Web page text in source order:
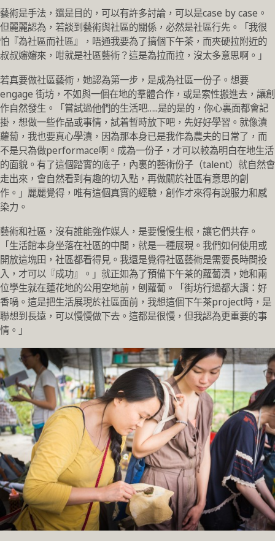
藝術是手法，還是目的，可以有許多討論，可以是case by case。
但麗麗認為，若談到藝術與社區的關係，必然是社區行先。「我很
怕『為社區而社區』，唔通我要為了搞個下午茶，而夾硬拉附近的
叔叔嬸嬸來，咁就是社區藝術？這是為拉而拉，沒太多意思啊。」
若真要做社區藝術，她認為第一步，是成為社區一份子。想要
engage 街坊，不如與一個在地的羣體合作，或是索性搬進去，讓創
作自然發生。「嘗試過他們的生活吧…..是的是的，你心裏面都會記
掛，想做一些作品或事情，試着暫時放下吧，先好好學習。就像漬
蘿蔔，我也要真心學漬，因為那本身已是我作為農夫的日常了，而
不是只為做performace啊。成為一份子，才可以較為明白在地生活
的面貌。有了這個踏實的底子，內裏的藝術份子（talent）就自然會
走出來，會自然看到有趣的切入點，再做關於社區有意思的創
作。」麗麗覺得，唯有這個真實的經驗，創作才來得有說服力和感
染力。
藝術和社區，沒有誰能強作媒人，是要慢慢生根，讓它們共存。
「生活館本身坐落在社區的中間，就是一種展現。我們如何使用或
開放這塊田，社區都看得見。我還是覺得社區藝術是需要長時間投
入，才可以『成功』。」就正如為了預備下午茶的蘿蔔漬，她和兩
位學生就在蓮花地的公用空地前，刨蘿蔔。「街坊行過都大讚：好
香喎。這是把生活展現於社區面前，我想這個下午茶project時，是
聯想到長遠，可以慢慢做下去。這都是很慢，但我認為更重要的事
情。」